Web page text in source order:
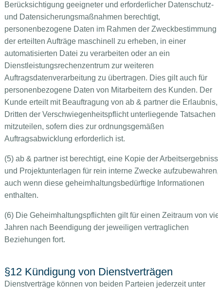
Berücksichtigung geeigneter und erforderlicher Datenschutz-
und Datensicherungsmaßnahmen berechtigt,
personenbezogene Daten im Rahmen der Zweckbestimmung
der erteilten Aufträge maschinell zu erheben, in einer
automatisierten Datei zu verarbeiten oder an ein
Dienstleistungsrechenzentrum zur weiteren
Auftragsdatenverarbeitung zu übertragen. Dies gilt auch für
personenbezogene Daten von Mitarbeitern des Kunden. Der
Kunde erteilt mit Beauftragung von ab & partner die Erlaubnis,
Dritten der Verschwiegenheitspflicht unterliegende Tatsachen
mitzuteilen, sofern dies zur ordnungsgemäßen
Auftragsabwicklung erforderlich ist.
(5) ab & partner ist berechtigt, eine Kopie der
und Projektunterlagen für rein interne Zwecke
auch wenn diese geheimhaltungsbedürftige Informationen
enthalten.
(6) Die Geheimhaltungspflichten gilt für einen Zeitraum von
Jahren nach Beendigung der jeweiligen vertraglichen
Beziehungen fort.
§12 Kündigung von Dienstverträgen
Dienstverträge können von beiden Parteien jederzeit unter